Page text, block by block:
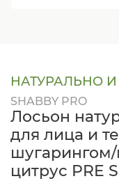
НАТУРАЛЬНО
SHABBY PRO
Лосьон
для лица и
цитрус PRE